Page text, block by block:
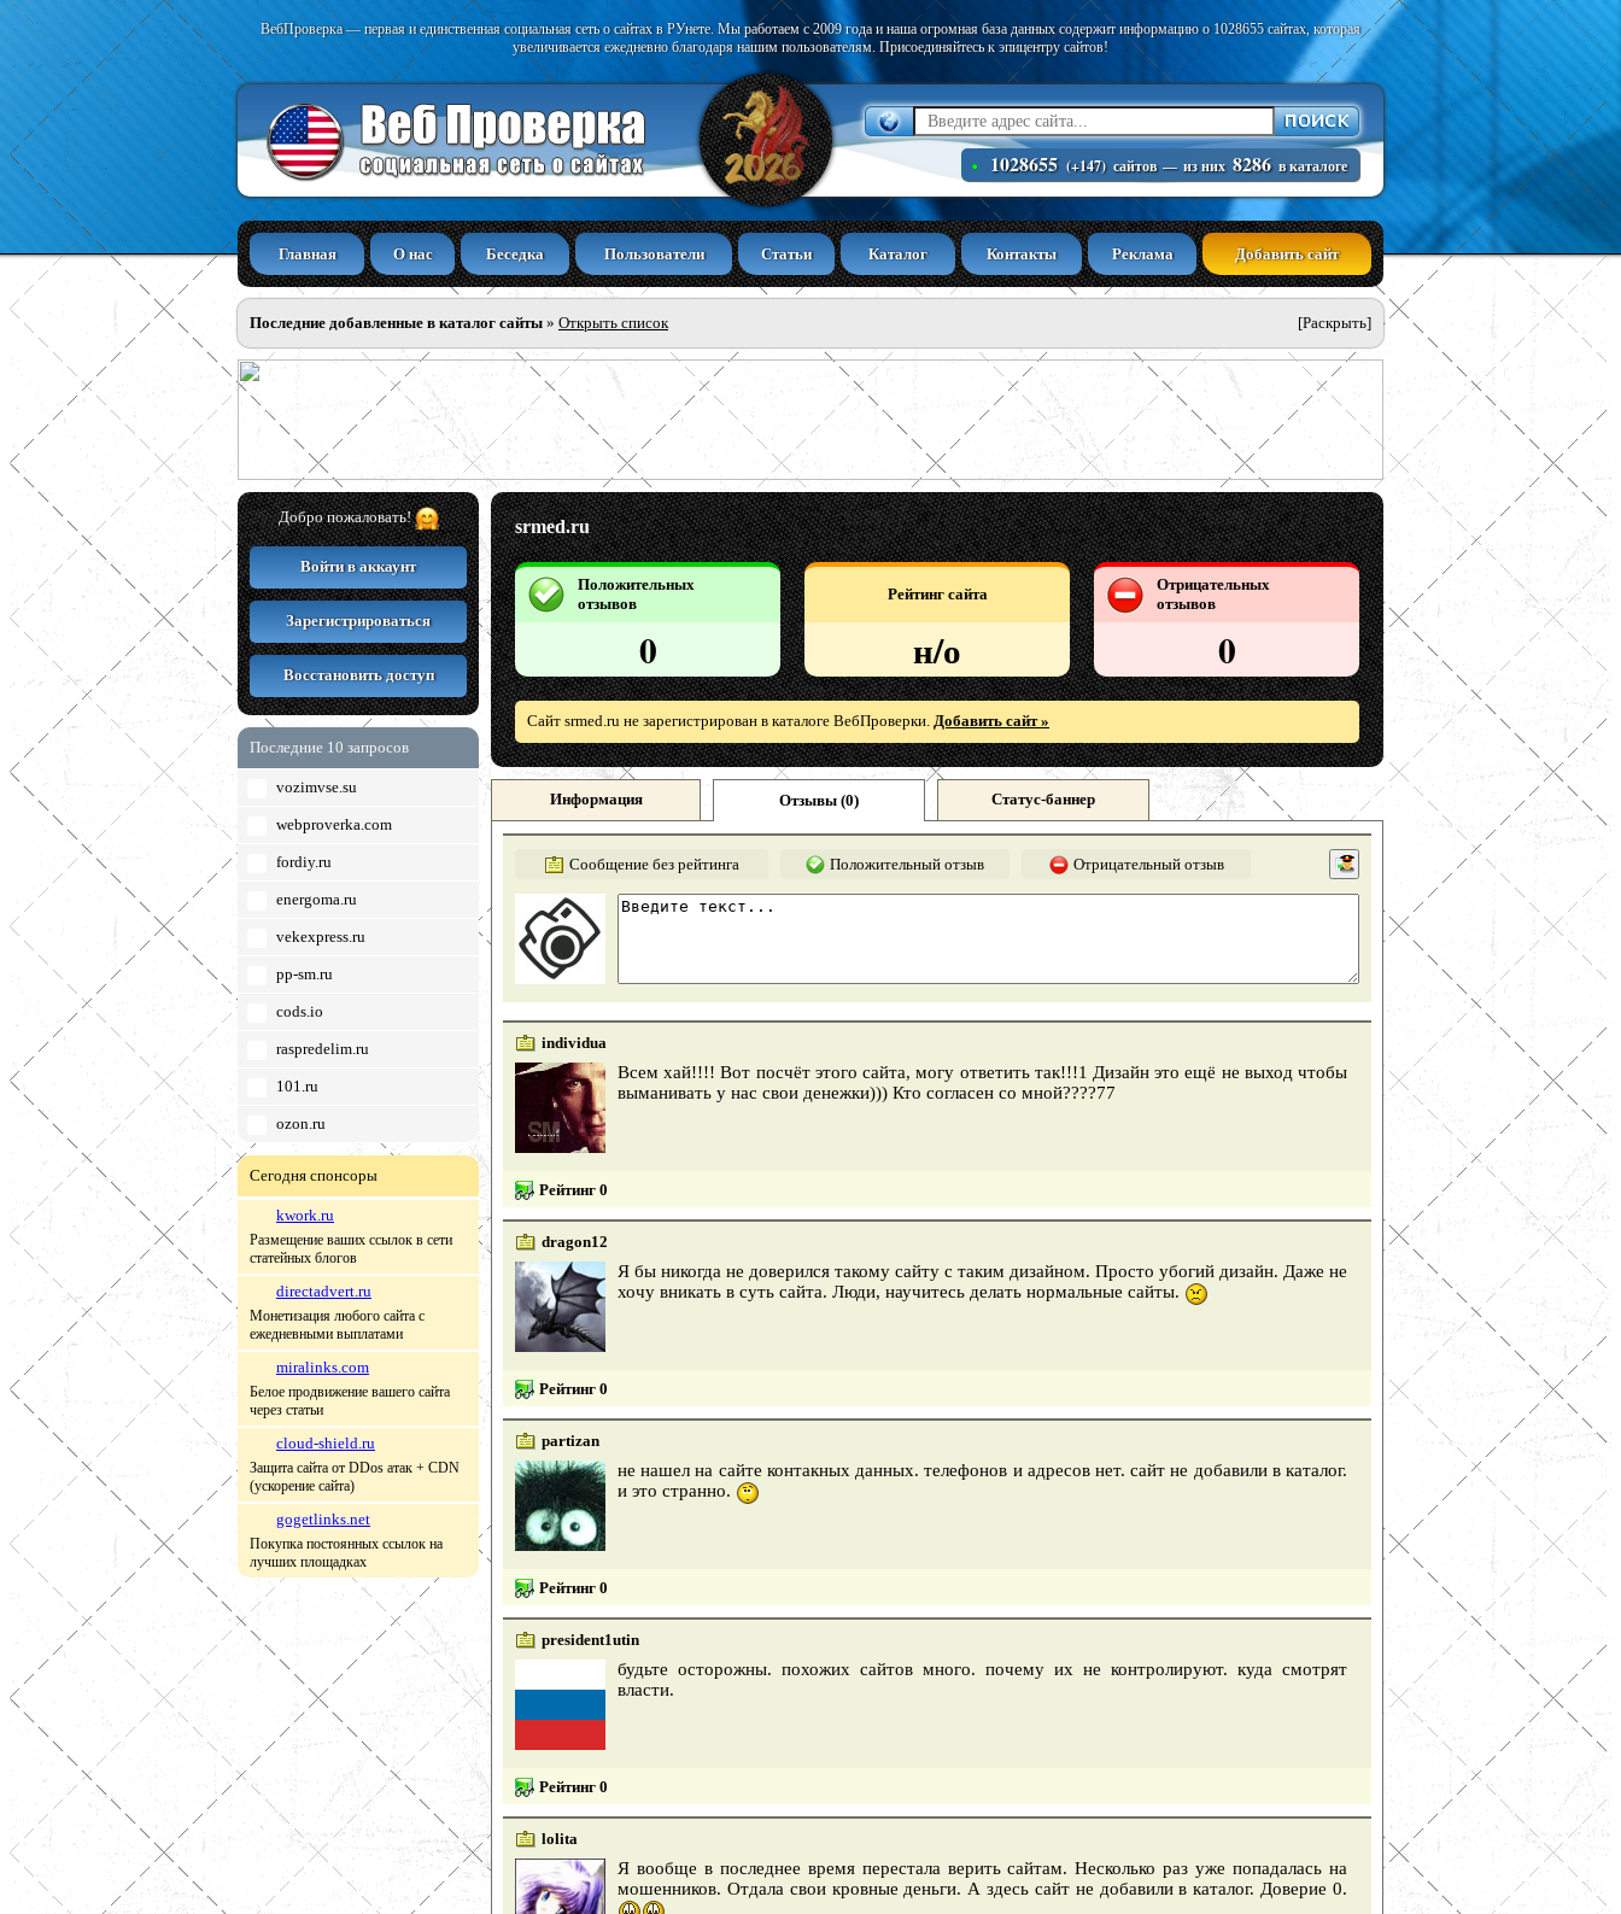
ВебПроверка — первая и единственная социальная сеть о сайтах в РУнете. Мы работаем с 2009 года и наша огромная база данных содержит информацию о 1028655 сайтах, которая
увеличивается ежедневно благодаря нашим пользователям. Присоединяйтесь к эпицентру сайтов!
1028655 (+147) сайтов — из них 8286 в каталоге
Главная О нас Беседка Пользователи Статьи Каталог Контакты Реклама Добавить сайт
Последние добавленные в каталог сайты » Открыть список [Раскрыть]
Добро пожаловать!
Войти в аккаунт
Зарегистрироваться
Восстановить доступ
Последние 10 запросов
vozimvse.su
webproverka.com
fordiy.ru
energoma.ru
vekexpress.ru
pp-sm.ru
cods.io
raspredelim.ru
101.ru
ozon.ru
Сегодня спонсоры
kwork.ru
Размещение ваших ссылок в сети
статейных блогов
directadvert.ru
Монетизация любого сайта с
ежедневными выплатами
miralinks.com
Белое продвижение вашего сайта
через статьи
cloud-shield.ru
Защита сайта от DDos атак + CDN
(ускорение сайта)
gogetlinks.net
Покупка постоянных ссылок на
лучших площадках
srmed.ru
Положительных
отзывов
0
Рейтинг сайта
н/о
Отрицательных
отзывов
0
Сайт srmed.ru не зарегистрирован в каталоге ВебПроверки. Добавить сайт »
Информация Отзывы (0) Статус-баннер
Сообщение без рейтинга Положительный отзыв Отрицательный отзыв
individua
Всем хай!!!! Вот посчёт этого сайта, могу ответить так!!!1 Дизайн это ещё не выход чтобы
выманивать у нас свои денежки))) Кто согласен со мной????77
Рейтинг 0
dragon12
Я бы никогда не доверился такому сайту с таким дизайном. Просто убогий дизайн. Даже не
хочу вникать в суть сайта. Люди, научитесь делать нормальные сайты.
Рейтинг 0
partizan
не нашел на сайте контакных данных. телефонов и адресов нет. сайт не добавили в каталог.
и это странно.
Рейтинг 0
president1utin
будьте осторожны. похожих сайтов много. почему их не контролируют. куда смотрят
власти.
Рейтинг 0
lolita
Я вообще в последнее время перестала верить сайтам. Несколько раз уже попадалась на
мошенников. Отдала свои кровные деньги. А здесь сайт не добавили в каталог. Доверие 0.